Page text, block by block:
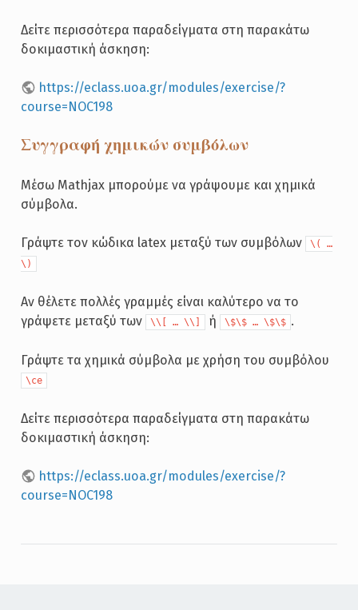
Δείτε περισσότερα παραδείγματα στη παρακάτω
δοκιμαστική άσκηση:
https://eclass.uoa.gr/modules/exercise/?
course=NOC198
Συγγραφή χημικών συμβόλων
Μέσω Mathjax μπορούμε να γράψουμε και χημικά
σύμβολα.
Γράψτε τον κώδικα latex μεταξύ των συμβόλων
\( …
\)
Αν θέλετε πολλές γραμμές είναι καλύτερο να το
γράψετε μεταξύ των
\\[ … \\] ή \$\$ … \$\$ .
Γράψτε τα χημικά σύμβολα με χρήση του συμβόλου
\ce
Δείτε περισσότερα παραδείγματα στη παρακάτω
δοκιμαστική άσκηση:
https://eclass.uoa.gr/modules/exercise/?
course=NOC198